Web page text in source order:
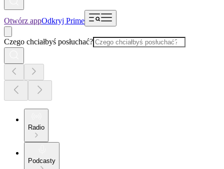
Otwórz appOdkryj Prime
Czego chciałbyś posłuchać?
Radio
Podcasty